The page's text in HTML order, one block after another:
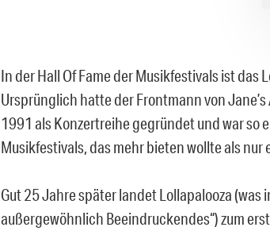
In der Hall Of Fame der Musikfestivals ist das
Ursprünglich hatte der Frontmann von
1991 als Konzertreihe gegründet und war so
Musikfestivals, das mehr bieten wollte als nur
Gut 25 Jahre später landet Lollapalooza (was
außergewöhnlich Beeindruckendes“) zum